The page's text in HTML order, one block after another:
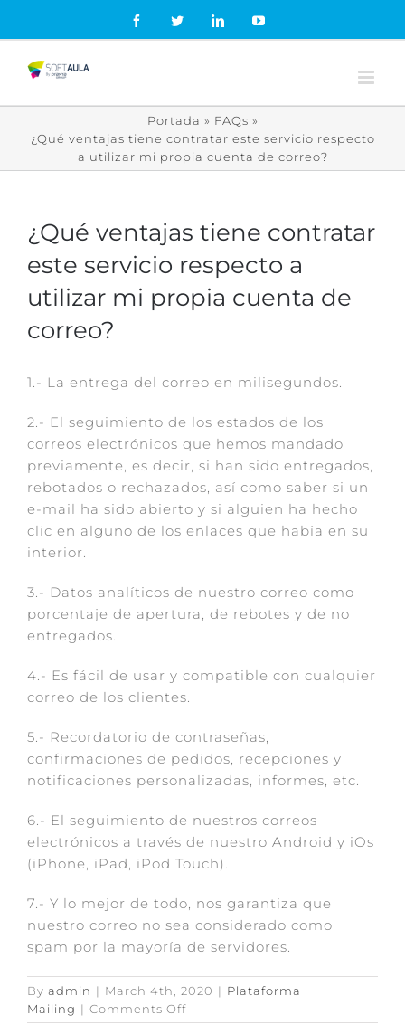
FacebookTwitter LinkedIn
Portada » FAQs »
¿Qué ventajas tiene contratar este servicio respecto
a utilizar mi propia cuenta de correo?
¿Qué ventajas tiene contratar
este servicio respecto a
utilizar mi propia cuenta de
correo?
1.- La entrega del correo en milisegundos.
2.- El seguimiento de los estados de los
correos electrónicos que hemos mandado
previamente, es decir, si han sido entregados,
rebotados o rechazados, así como saber si un
e-mail ha sido abierto y si alguien ha hecho
clic en alguno de los enlaces que había en su
interior.
3.- Datos analíticos de nuestro correo como
porcentaje de apertura, de rebotes y de no
entregados.
4.- Es fácil de usar y compatible con cualquier
correo de los clientes.
5.- Recordatorio de contraseñas,
confirmaciones de pedidos, recepciones y
notificaciones personalizadas, informes, etc.
6.- El seguimiento de nuestros correos
electrónicos a través de nuestro Android y iOs
(iPhone, iPad, iPod Touch).
7.- Y lo mejor de todo, nos garantiza que
nuestro correo no sea considerado como
spam por la mayoría de servidores.
By admin | March 4th, 2020 | Plataforma
Mailing | Comments Offon
¿Qué